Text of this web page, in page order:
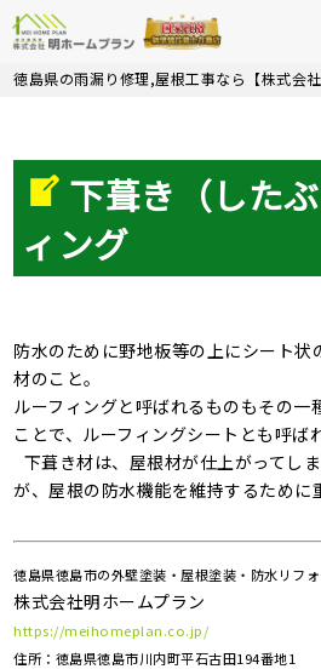
Skip
徳島県の雨漏り修理,屋根工事なら【株式会
下葺き（した
ィング
防水のために野地板等の上にシート状
材のこと。
ルーフィングと呼ばれるものもその一
ことで、ルーフィングシートとも呼ば
下葺き材は、屋根材が仕上がってし
が、屋根の防水機能を維持するために
徳島県徳島市の外壁塗装・屋根塗装・防水リフ
株式会社明ホームプラン
https://meihomeplan.co.jp/
住所：徳島県徳島市川内町平石古田194番地1